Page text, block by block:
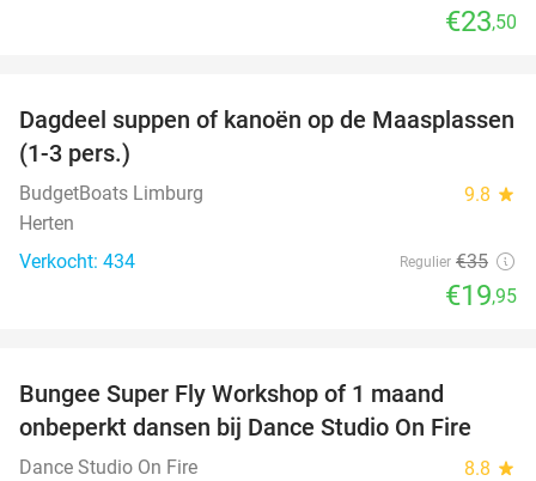
€23,50
43%
Dagdeel suppen of kanoën op de Maasplassen
(1-3 pers.)
BudgetBoats Limburg 9.8 star
Herten
Verkocht: 434
Regulier €35
€19,95
Bungee Super Fly Workshop of 1 maand
onbeperkt dansen bij Dance Studio On Fire
Dance Studio On Fire 8.8 star